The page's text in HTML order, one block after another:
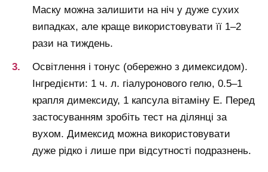
Маску можна залишити на ніч у дуже сухих
випадках, але краще використовувати її 1–2
рази на тиждень.
Освітлення і тонус (обережно з димексидом).
Інгредієнти: 1 ч. л. гіалуронового гелю, 0.5–1
крапля димексиду, 1 капсула вітаміну Е. Перед
застосуванням зробіть тест на ділянці за
вухом. Димексид можна використовувати
дуже рідко і лише при відсутності подразнень.